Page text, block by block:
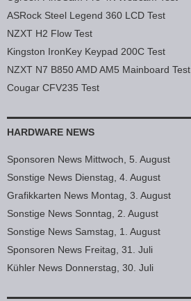
ASRock Steel Legend 360 LCD Test
NZXT H2 Flow Test
Kingston IronKey Keypad 200C Test
NZXT N7 B850 AMD AM5 Mainboard Test
Cougar CFV235 Test
HARDWARE NEWS
Sponsoren News Mittwoch, 5. August
Sonstige News Dienstag, 4. August
Grafikkarten News Montag, 3. August
Sonstige News Sonntag, 2. August
Sonstige News Samstag, 1. August
Sponsoren News Freitag, 31. Juli
Kühler News Donnerstag, 30. Juli